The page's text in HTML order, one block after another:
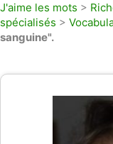
J'aime les mots >
spécialisés >
sanguine".